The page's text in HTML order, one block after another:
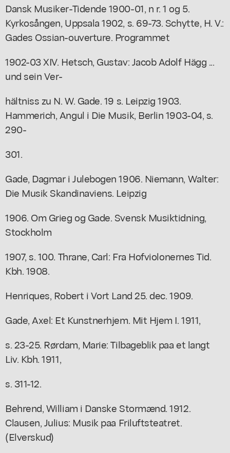
Dansk Musiker-Tidende 1900-01, n r. 1 og 5.
Kyrkosången, Uppsala 1902, s. 69-73. Schytte, H. V.:
Gades Ossian-ouverture. Programmet
1902-03 XIV. Hetsch, Gustav: Jacob Adolf Hägg ...
und sein Ver-
hältniss zu N. W. Gade. 19 s. Leipzig 1903.
Hammerich, Angul i Die Musik, Berlin 1903-04, s.
290-
301.
Gade, Dagmar i Julebogen 1906. Niemann, Walter:
Die Musik Skandinaviens. Leipzig
1906. Om Grieg og Gade. Svensk Musiktidning,
Stockholm
1907, s. 100. Thrane, Carl: Fra Hofviolonernes Tid.
Kbh. 1908.
Henriques, Robert i Vort Land 25. dec. 1909.
Gade, Axel: Et Kunstnerhjem. Mit Hjem I. 1911,
s. 23-25. Rørdam, Marie: Tilbageblik paa et langt
Liv. Kbh. 1911,
s. 311-12.
Behrend, William i Danske Stormænd. 1912.
Clausen, Julius: Musik paa Friluftsteatret.
(Elverskud)